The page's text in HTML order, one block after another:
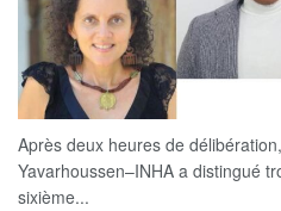
Après deux heures de
Yavarhoussen–INHA a distingué
sixième...